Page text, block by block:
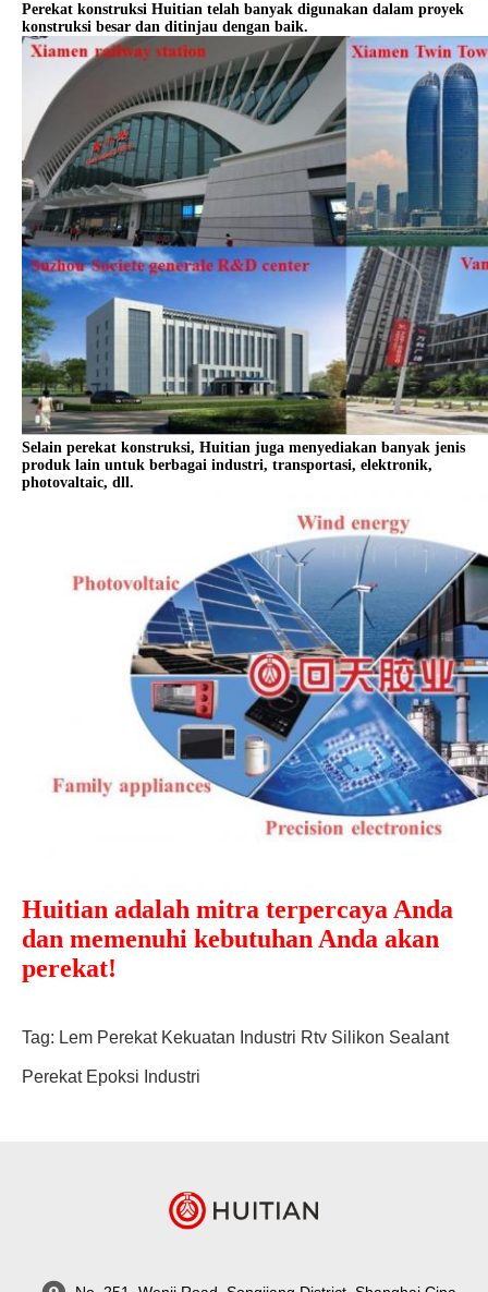
Perekat konstruksi Huitian telah banyak digunakan dalam proyek
konstruksi besar dan ditinjau dengan baik.
Selain perekat konstruksi, Huitian juga menyediakan banyak jenis
produk lain untuk berbagai industri, transportasi, elektronik,
photovaltaic, dll.
Huitian adalah mitra terpercaya Anda
dan memenuhi kebutuhan Anda akan
perekat!
Tag: Lem Perekat Kekuatan Industri Rtv Silikon Sealant
Perekat Epoksi Industri